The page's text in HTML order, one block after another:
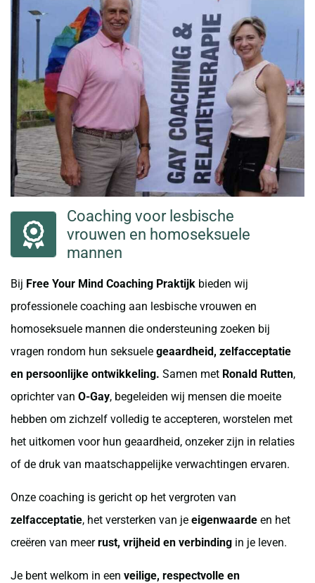
Coaching voor lesbische
vrouwen en homoseksuele
mannen
Bij Free Your Mind Coaching Praktijk bieden wij
professionele coaching aan lesbische vrouwen en
homoseksuele mannen die ondersteuning zoeken bij
vragen rondom hun seksuele geaardheid, zelfacceptatie
en persoonlijke ontwikkeling. Samen met Ronald Rutten,
oprichter van O-Gay, begeleiden wij mensen die moeite
hebben om zichzelf volledig te accepteren, worstelen met
het uitkomen voor hun geaardheid, onzeker zijn in relaties
of de druk van maatschappelijke verwachtingen ervaren.
Onze coaching is gericht op het vergroten van
zelfacceptatie, het versterken van je eigenwaarde en het
creëren van meerrust, vrijheid en verbinding in je leven.
Je bent welkom in een veilige, respectvolle en